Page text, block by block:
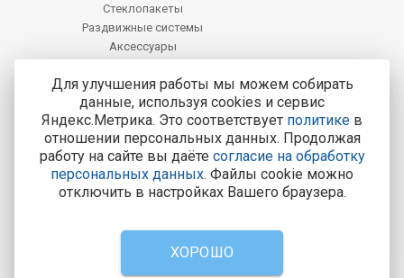
Стеклопакеты
Раздвижные системы
Аксессуары
Центральный офис продаж:
Курск, Курск, ул. Карла Маркса, 77
Тел.: 8-800-200-4221
Все адреса и контакты
Консультации и заказ пластиковых окон.
Вызвать замерщика
Для улучшения работы мы можем собирать
данные, используя cookies и сервис
Яндекс.Метрика. Это соответствует политике в
отношении персональных данных. Продолжая
работу на сайте вы даёте согласие на обработку
персональных данных. Файлы cookie можно
отключить в настройках Вашего браузера.
ХОРОШО